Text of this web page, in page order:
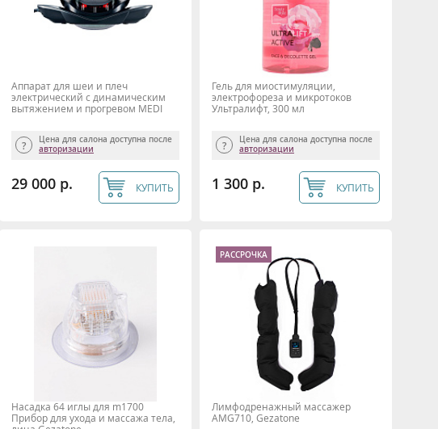
Аппарат для шеи и плеч
электрический с динамическим
вытяжением и прогревом MEDI
Цена для салона доступна после
авторизации
29 000 р. КУПИТЬ
Гель для миостимуляции,
электрофореза и микротоков
Ультралифт, 300 мл
Цена для салона доступна после
авторизации
1 300 р. КУПИТЬ
Насадка 64 иглы для m1700
Прибор для ухода и массажа тела,
Лимфодренажный массажер
AMG710, Gezatone
РАССРОЧКА